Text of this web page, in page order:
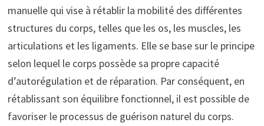
manuelle qui vise à rétablir la mobilité des différentes
structures du corps, telles que les os, les muscles, les
articulations et les ligaments. Elle se base sur le principe
selon lequel le corps possède sa propre capacité
d’autorégulation et de réparation. Par conséquent, en
rétablissant son équilibre fonctionnel, il est possible de
favoriser le processus de guérison naturel du corps.